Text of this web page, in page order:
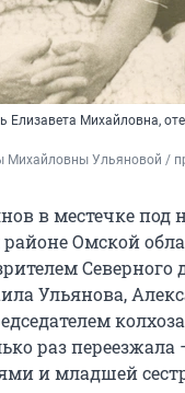
Елизавета Михайловна,
Михайловны Ульяновой /
в местечке под
Омской
Ульянова,
раз
и младшей